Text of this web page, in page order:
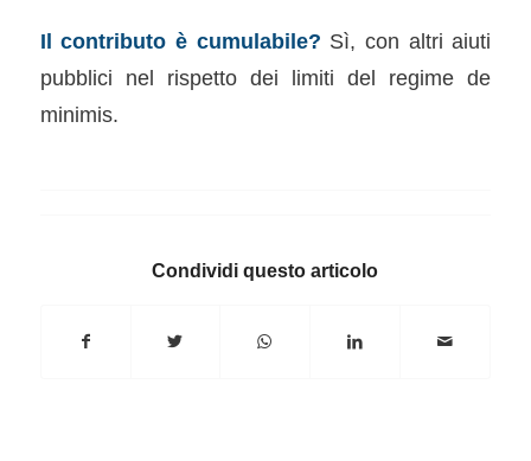
Il contributo è cumulabile? Sì, con altri aiuti
pubblici nel rispetto dei limiti del regime de
minimis.
Condividi questo articolo